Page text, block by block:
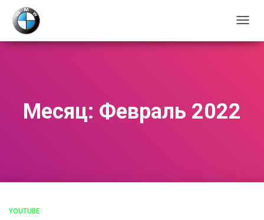
Месяц: Февраль 2022
YOUTUBE